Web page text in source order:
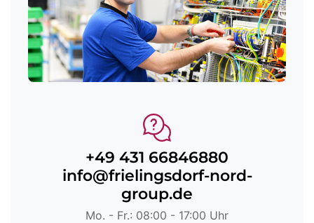
+49 431 66846880
info@frielingsdorf-nord-
group.de
Mo. - Fr.: 08:00 - 17:00 Uhr